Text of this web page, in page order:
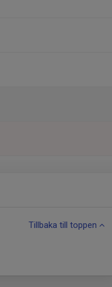
Tillbaka till toppen